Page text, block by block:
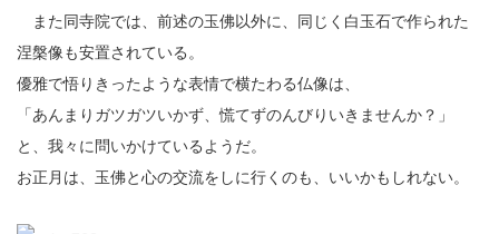
また同寺院では、前述の玉佛以外に、同じく白玉石で作られた
涅槃像も安置されている。
優雅で悟りきったような表情で横たわる仏像は、
「あんまりガツガツいかず、慌てずのんびりいきませんか？」
と、我々に問いかけているようだ。
お正月は、玉佛と心の交流をしに行くのも、いいかもしれない。